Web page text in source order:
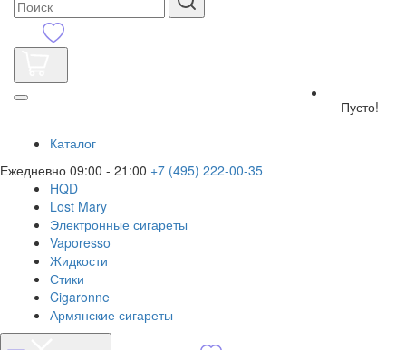
Пусто!
Каталог
Ежедневно 09:00 - 21:00 +7 (495) 222-00-35
HQD
Lost Mary
Электронные сигареты
Vaporesso
Жидкости
Стики
Cigaronne
Армянские сигареты